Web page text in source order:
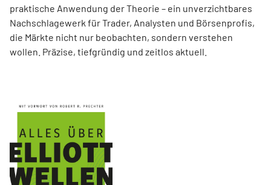
praktische Anwendung der Theorie – ein unverzichtbares
Nachschlagewerk für Trader, Analysten und Börsenprofis,
die Märkte nicht nur beobachten, sondern verstehen
wollen. Präzise, tiefgründig und zeitlos aktuell.